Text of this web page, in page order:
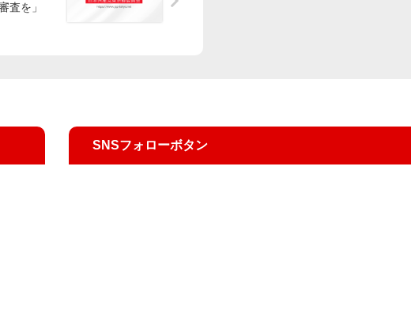
査を」
SNSフォローボタン